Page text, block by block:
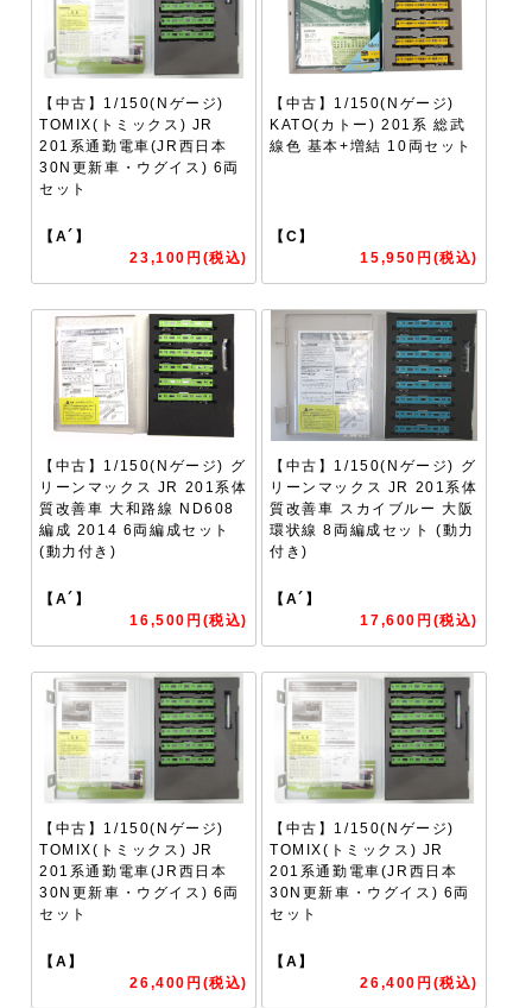
【中古】1/150(Nゲージ)
TOMIX(トミックス) JR
201系通勤電車(JR西日本
30N更新車・ウグイス) 6両
セット
【A´】
23,100円(税込)
【中古】1/150(Nゲージ)
KATO(カトー) 201系 総武
線色 基本+増結 10両セット
【C】
15,950円(税込)
【中古】1/150(Nゲージ) グ
リーンマックス JR 201系体
質改善車 大和路線 ND608
編成 2014 6両編成セット
(動力付き)
【A´】
16,500円(税込)
【中古】1/150(Nゲージ) グ
リーンマックス JR 201系体
質改善車 スカイブルー 大阪
環状線 8両編成セット (動力
付き)
【A´】
17,600円(税込)
【中古】1/150(Nゲージ)
TOMIX(トミックス) JR
201系通勤電車(JR西日本
30N更新車・ウグイス) 6両
セット
【A】
26,400円(税込)
【中古】1/150(Nゲージ)
TOMIX(トミックス) JR
201系通勤電車(JR西日本
30N更新車・ウグイス) 6両
セット
【A】
26,400円(税込)